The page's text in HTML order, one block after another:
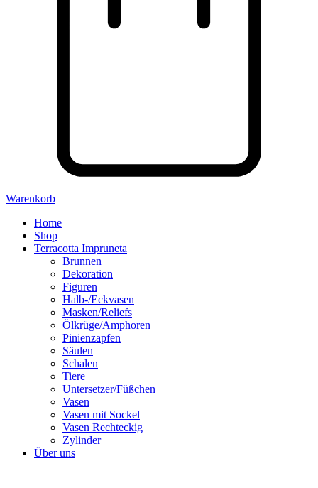
Warenkorb
Home
Shop
Terracotta Impruneta
Brunnen
Dekoration
Figuren
Halb-/Eckvasen
Masken/Reliefs
Ölkrüge/Amphoren
Pinienzapfen
Säulen
Schalen
Tiere
Untersetzer/Füßchen
Vasen
Vasen mit Sockel
Vasen Rechteckig
Zylinder
Über uns